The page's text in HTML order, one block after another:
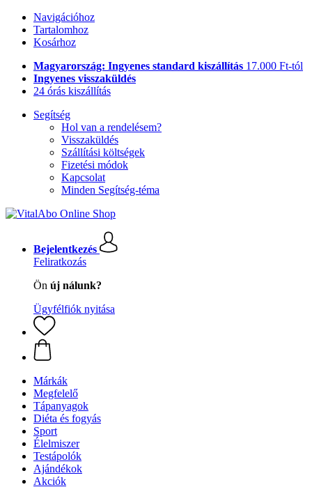
Navigációhoz
Tartalomhoz
Kosárhoz
Magyarország: Ingyenes standard kiszállítás 17.000 Ft-tól
Ingyenes visszaküldés
24 órás kiszállítás
Segítség
Hol van a rendelésem?
Visszaküldés
Szállítási költségek
Fizetési módok
Kapcsolat
Minden Segítség-téma
Bejelentkezés
Feliratkozás
Ön új nálunk?
Ügyfélfiók nyitása
Márkák
Megfelelő
Tápanyagok
Diéta és fogyás
Sport
Élelmiszer
Testápolók
Ajándékok
Akciók